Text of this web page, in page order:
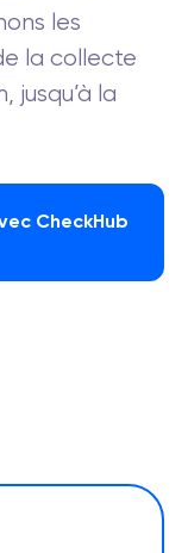
les
la collecte
jusqu’à la
CheckHub